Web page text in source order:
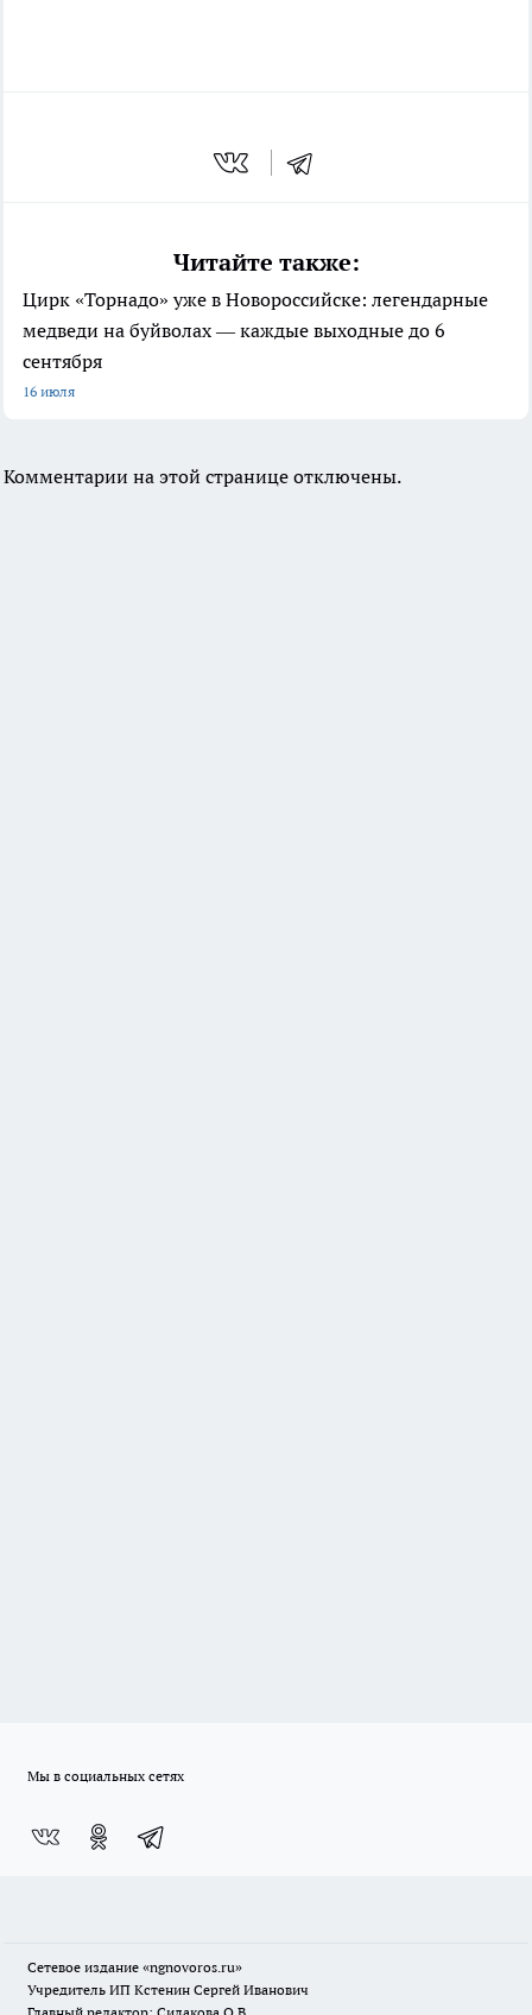
Читайте также:
Цирк «Торнадо» уже в Новороссийске: легендарные
медведи на буйволах — каждые выходные до 6
сентября
16 июля
Комментарии на этой странице отключены.
Мы в социальных сетях
Сетевое издание «ngnovoros.ru»
Учредитель ИП Кстенин Сергей Иванович